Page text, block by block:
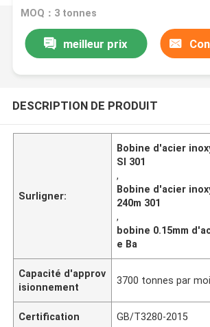
MOQ：3 tonnes
meilleur prix
DESCRIPTION DE PRODUIT
Surligner:
Bobine d'acier
SI 301
,
Bobine d'acier
240m 301
,
bobine 0.15mm
e Ba
Capacité d'approv
isionnement
3700 tonnes par
Certification GB/T3280-2015